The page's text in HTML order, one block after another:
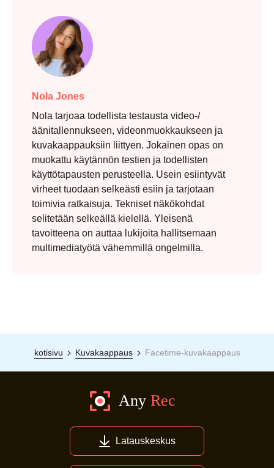
Vaihe 2.
Vaihe 3.
Nola Jones
Nola tarjoaa todellista testausta video-/
äänitallennukseen, videonmuokkaukseen ja
kuvakaappauksiin liittyen. Jokainen opas on
muokattu käytännön testien ja todellisten
käyttötapausten perusteella. Usein esiintyvät
virheet tuodaan selkeästi esiin ja tarjotaan
toimivia ratkaisuja. Tekniset näkökohdat
selitetään selkeällä kielellä. Yleisenä
tavoitteena on auttaa lukijoita hallitsemaan
multimediatyötä vähemmillä ongelmilla.
kotisivu Kuvakaappaus Facetime-kuvakaappaus
Latauskeskus